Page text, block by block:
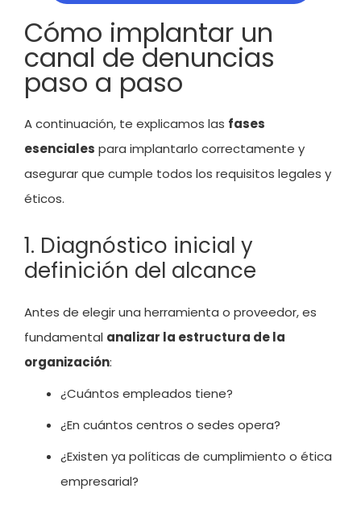
Cómo implantar un
canal de denuncias
paso a paso
A continuación, te explicamos las fases
esenciales para implantarlo correctamente y
asegurar que cumple todos los requisitos legales y
éticos.
1. Diagnóstico inicial y
definición del alcance
Antes de elegir una herramienta o proveedor, es
fundamental analizar la estructura de la
organización:
¿Cuántos empleados tiene?
¿En cuántos centros o sedes opera?
¿Existen ya políticas de cumplimiento o ética
empresarial?